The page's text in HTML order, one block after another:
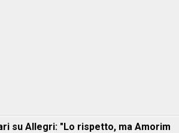
su Allegri: "Lo rispetto, ma Amorim